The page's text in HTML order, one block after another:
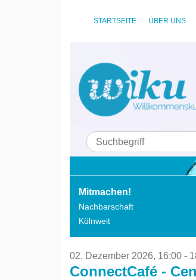
STARTSEITE ÜBER UNS
Mitmachen!
Nachbarschaft
Kölnweit
02. Dezember 2026, 16:00 -
ConnectCafé -